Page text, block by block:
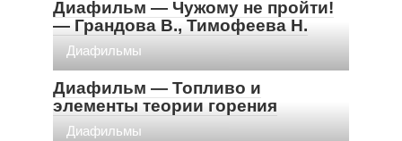
Диафильм — Чужому не пройти!
— Грандова В., Тимофеева Н.
Диафильмы
Диафильм — Топливо и
элементы теории горения
Диафильмы